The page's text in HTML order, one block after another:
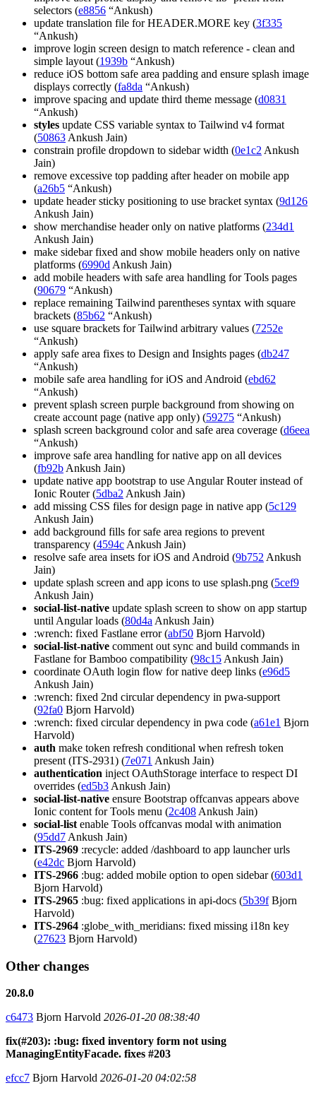
selectors (e8856 “Ankush)
update translation file for HEADER.MORE key (3f335
“Ankush)
improve login screen design to match reference - clean and
simple layout (1939b “Ankush)
reduce iOS bottom safe area padding and ensure splash image
displays correctly (fa8da “Ankush)
improve spacing and update third theme message (d0831
“Ankush)
styles update CSS variable syntax to Tailwind v4 format
(50863 Ankush Jain)
constrain profile dropdown to sidebar width (0e1c2 Ankush
Jain)
remove excessive top padding after header on mobile app
(a26b5 “Ankush)
update header sticky positioning to use bracket syntax (9d126
Ankush Jain)
show merchandise header only on native platforms (234d1
Ankush Jain)
make sidebar fixed and show mobile headers only on native
platforms (6990d Ankush Jain)
add mobile headers with safe area handling for Tools pages
(90679 “Ankush)
replace remaining Tailwind parentheses syntax with square
brackets (85b62 “Ankush)
use square brackets for Tailwind arbitrary values (7252e
“Ankush)
apply safe area fixes to Design and Insights pages (db247
“Ankush)
mobile safe area handling for iOS and Android (ebd62
“Ankush)
prevent splash screen purple background from showing on
create account page (native app only) (59275 “Ankush)
splash screen background color and safe area coverage (d6eea
“Ankush)
improve safe area handling for native app on all devices
(fb92b Ankush Jain)
update native app bootstrap to use Angular Router instead of
Ionic Router (5dba2 Ankush Jain)
add missing CSS files for design page in native app (5c129
Ankush Jain)
add background fills for safe area regions to prevent
transparency (4594c Ankush Jain)
resolve safe area insets for iOS and Android (9b752 Ankush
Jain)
update splash screen and app icons to use splash.png (5cef9
Ankush Jain)
social-list-native update splash screen to show on app startup
until Angular loads (80d4a Ankush Jain)
:wrench: fixed Fastlane error (abf50 Bjorn Harvold)
social-list-native comment out sync and build commands in
Fastlane for Bamboo compatibility (98c15 Ankush Jain)
coordinate OAuth login flow for native deep links (e96d5
Ankush Jain)
:wrench: fixed 2nd circular dependency in pwa-support
(92fa0 Bjorn Harvold)
:wrench: fixed circular dependency in pwa code (a61e1 Bjorn
Harvold)
auth make token refresh conditional when refresh token
present (ITS-2931) (7e071 Ankush Jain)
authentication inject OAuthStorage interface to respect DI
overrides (ed5b3 Ankush Jain)
social-list-native ensure Bootstrap offcanvas appears above
Ionic content for Tools menu (2c408 Ankush Jain)
social-list enable Tools offcanvas modal with animation
(95dd7 Ankush Jain)
ITS-2969 :recycle: added /dashboard to app launcher urls
(e42dc Bjorn Harvold)
ITS-2966 :bug: added mobile option to open sidebar (603d1
Bjorn Harvold)
ITS-2965 :bug: fixed applications in api-docs (5b39fBjorn
Harvold)
ITS-2964 :globe_with_meridians: fixed missing i18n key
(27623 Bjorn Harvold)
Other changes
20.8.0
c6473 Bjorn Harvold 2026-01-20 08:38:40
fix(#203): :bug: fixed inventory form not using
ManagingEntityFacade. fixes #203
efcc7 Bjorn Harvold 2026-01-20 04:02:58